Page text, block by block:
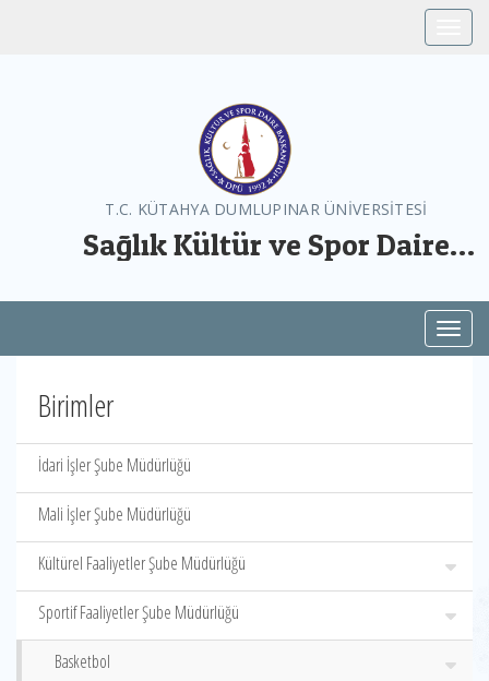
T.C. KÜTAHYA DUMLUPINAR ÜNİVERSİTESİ
Sağlık Kültür ve Spor Daire
Birimler
İdari İşler Şube Müdürlüğü
Mali İşler Şube Müdürlüğü
Kültürel Faaliyetler Şube Müdürlüğü
Sportif Faaliyetler Şube Müdürlüğü
Basketbol